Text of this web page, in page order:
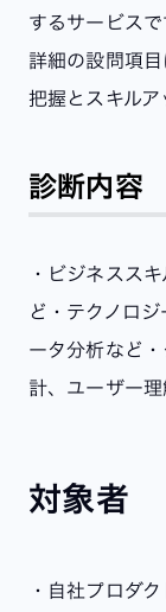
するサービス
詳細の設問項
把握とスキルア
診断内容
・ビジネスス
ど ・テクノロ
ータ分析など
計、ユーザー
対象者
・自社プロダ